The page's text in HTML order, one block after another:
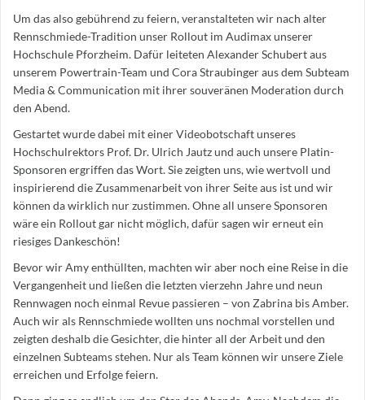
Um das also gebührend zu feiern, veranstalteten wir nach alter
Rennschmiede-Tradition unser Rollout im Audimax unserer
Hochschule Pforzheim. Dafür leiteten Alexander Schubert aus
unserem Powertrain-Team und Cora Straubinger aus dem Subteam
Media & Communication mit ihrer souveränen Moderation durch
den Abend.
Gestartet wurde dabei mit einer Videobotschaft unseres
Hochschulrektors Prof. Dr. Ulrich Jautz und auch unsere Platin-
Sponsoren ergriffen das Wort. Sie zeigten uns, wie wertvoll und
inspirierend die Zusammenarbeit von ihrer Seite aus ist und wir
können da wirklich nur zustimmen. Ohne all unsere Sponsoren
wäre ein Rollout gar nicht möglich, dafür sagen wir erneut ein
riesiges Dankeschön!
Bevor wir Amy enthüllten, machten wir aber noch eine Reise in die
Vergangenheit und ließen die letzten vierzehn Jahre und neun
Rennwagen noch einmal Revue passieren – von Zabrina bis Amber.
Auch wir als Rennschmiede wollten uns nochmal vorstellen und
zeigten deshalb die Gesichter, die hinter all der Arbeit und den
einzelnen Subteams stehen. Nur als Team können wir unsere Ziele
erreichen und Erfolge feiern.